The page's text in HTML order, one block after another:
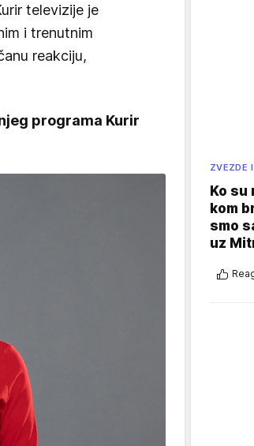
televizije je
i trenutnim
reakciju,
programa Kurir
ZVEZDE
Ko su
kom
smo
uz